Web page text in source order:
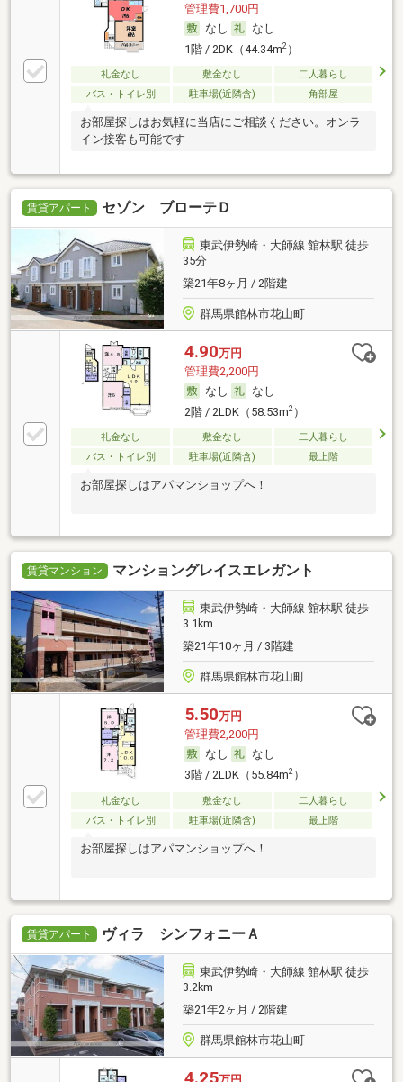
管理費1,700円
なし
なし
1階 / 2DK（44.34m2）
礼金なし 敷金なし
二人暮らし
バス・トイレ別
駐車場(近隣含) 角部屋
お部屋探しはお気軽に当店にご相談ください。オンラ
イン接客も可能です
賃貸アパート セゾン ブローテＤ
東武伊勢崎・大師線 館林駅 徒歩
35分
築21年8ヶ月 / 2階建
群馬県館林市花山町
4.90万円
管理費2,200円
なし
なし
2階 / 2LDK（58.53m2）
礼金なし 敷金なし
二人暮らし
バス・トイレ別
駐車場(近隣含) 最上階
お部屋探しはアパマンショップへ！
賃貸マンション マンショングレイスエレガント
東武伊勢崎・大師線 館林駅 徒歩
3.1km
築21年10ヶ月 / 3階建
群馬県館林市花山町
5.50万円
管理費2,200円
なし
なし
3階 / 2LDK（55.84m2）
礼金なし 敷金なし
二人暮らし
バス・トイレ別
駐車場(近隣含) 最上階
お部屋探しはアパマンショップへ！
賃貸アパート ヴィラ シンフォニーＡ
東武伊勢崎・大師線 館林駅 徒歩
3.2km
築21年2ヶ月 / 2階建
群馬県館林市花山町
4.25